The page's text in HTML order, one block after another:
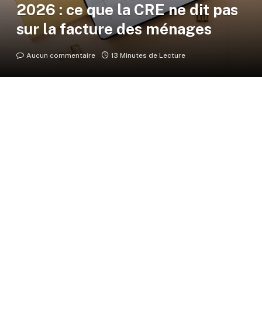
2026 : ce que la CRE ne dit pas
sur la facture des ménages
Aucun commentaire 13 Minutes de Lecture